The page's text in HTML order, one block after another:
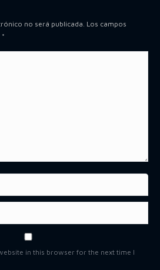
no será publicada. Los campos
*
in this browser for the next time I